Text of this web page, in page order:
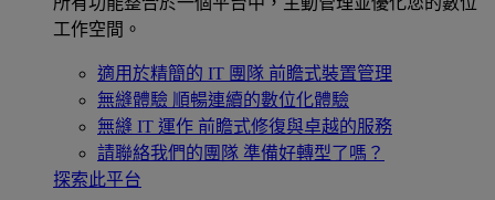
工作空間。
適用於精簡的 IT 團隊 前瞻式裝置管理
無縫體驗 順暢連續的數位化體驗
無縫 IT 運作 前瞻式修復與卓越的服務
請聯絡我們的團隊 準備好轉型了嗎？
探索此平台